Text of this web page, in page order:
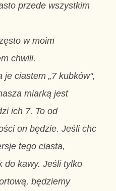
przede wszystkim
w moim
chwili.
je ciastem „7 kubków",
miarką jest
ich 7. To od
on będzie. Jeśli chc
tego ciasta,
do kawy. Jeśli tylko
będziemy